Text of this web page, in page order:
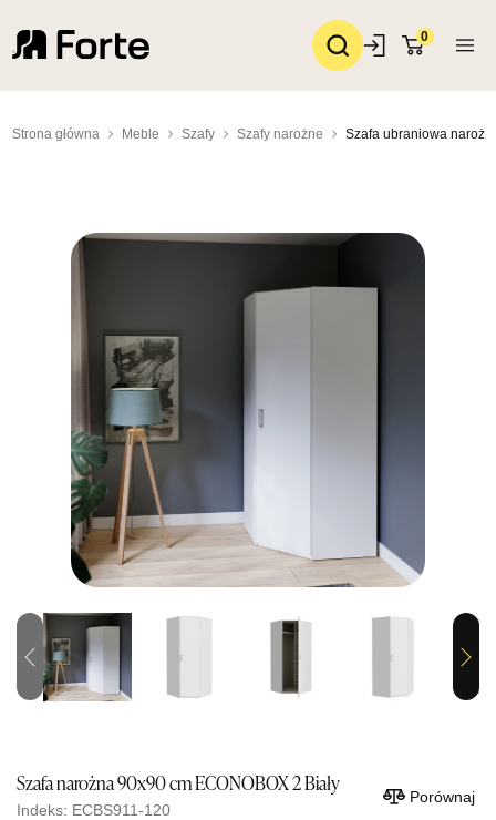
0
Strona główna Meble Szafy Szafy narożne Szafa ubraniowa
Previous Next
Szafa narożna 90x90 cm ECONOBOX 2 Biały
Indeks: ECBS911-120
Porównaj